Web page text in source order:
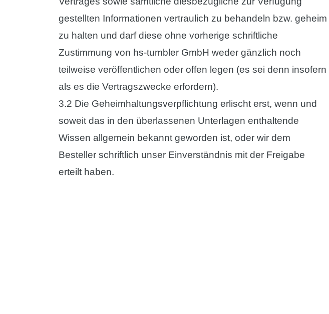
gestellten Informationen vertraulich zu behandeln bzw. geheim
zu halten und darf diese ohne vorherige schriftliche
Zustimmung von hs-tumbler GmbH weder gänzlich noch
teilweise veröffentlichen oder offen legen (es sei denn insofern
als es die Vertragszwecke erfordern).
3.2 Die Geheimhaltungsverpflichtung erlischt erst, wenn und
soweit das in den überlassenen Unterlagen enthaltende
Wissen allgemein bekannt geworden ist, oder wir dem
Besteller schriftlich unser Einverständnis mit der Freigabe
erteilt haben.